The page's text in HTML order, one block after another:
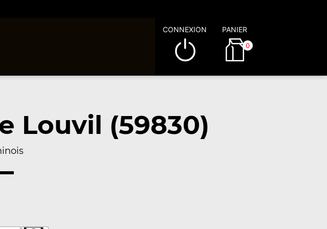
CONNEXION PANIER
0
Louvil (59830)